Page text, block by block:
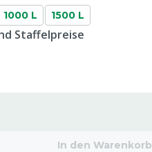
1000 L 1500 L
In den Warenkorb
Staffelpreise